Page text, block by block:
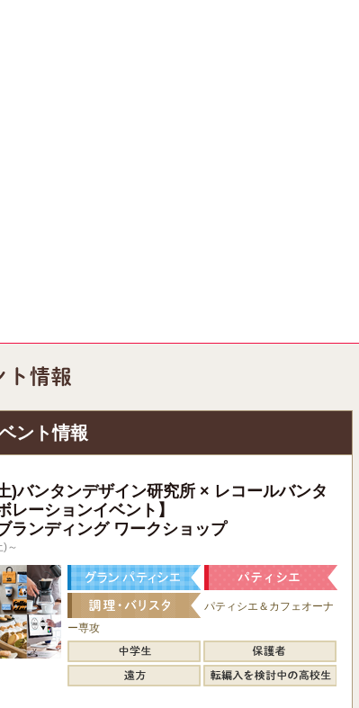
ント情報
)バンタンデザイン研究所 × レコールバンタ
レーションイベント】
ランディング ワークショップ
～
パティシエ＆カフェオーナ
ー専攻